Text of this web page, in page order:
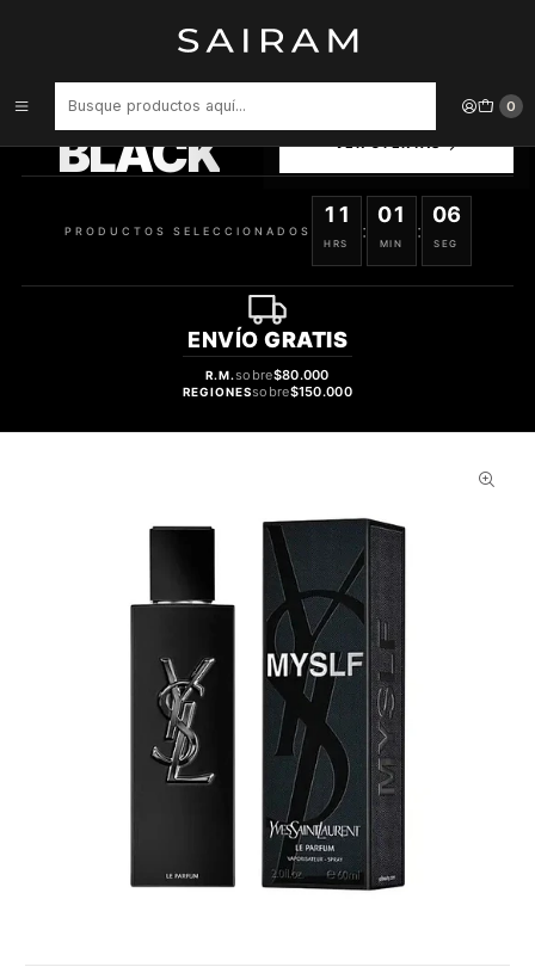
0
PERFUME YSL MYSLF LE PARFUM UNISEX 60 ML
BLACK
SELECCIONADOS
PRODUCTOS SELECCIONADOS
11
HRS
:
01
MIN
:
05
SEG
ENVÍO GRATIS
R.M.sobre$80.000
REGIONESsobre$150.000